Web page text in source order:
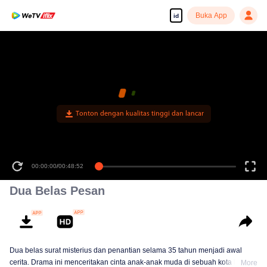
id Buka App
Tonton dengan kualitas tinggi dan lancar
00:00:00/00:48:52
Dua Belas Pesan
Dua belas surat misterius dan penantian selama 35 tahun menjadi awal
cerita. Drama ini menceritakan cinta anak-anak muda di sebuah kota kecil,More